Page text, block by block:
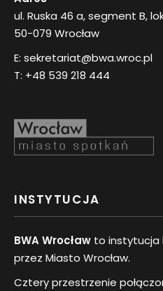
ul. Ruska 46 a, segment B,
50-079 Wrocław
E: sekretariat@bwa.wroc.pl
T: +48 539 218 444
INSTYTUCJA
BWA Wrocław to instytucja
przez Miasto Wrocław.
Cztery przestrzenie